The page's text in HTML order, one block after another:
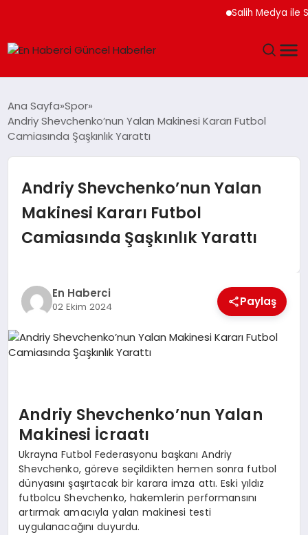
Salih Medya ile
SPOR
TEKNOLOJI
MAGAZIN
EKONOMI
EĞITIM
Ana Sayfa Spor
Andriy Shevchenko’nun Yalan Makinesi Kararı Futbol
Camiasında Şaşkınlık Yarattı
Andriy Shevchenko’nun Yalan
Makinesi Kararı Futbol
Camiasında Şaşkınlık Yarattı
En Haberci
02 Ekim 2024 Paylaş
Andriy Shevchenko’nun Yalan
Makinesi İcraatı
Ukrayna Futbol Federasyonu başkanı Andriy
Shevchenko, göreve seçildikten hemen sonra futbol
dünyasını şaşırtacak bir karara imza attı. Eski yıldız
futbolcu Shevchenko, hakemlerin performansını
artırmak amacıyla yalan makinesi testi
uygulanacağını duyurdu.